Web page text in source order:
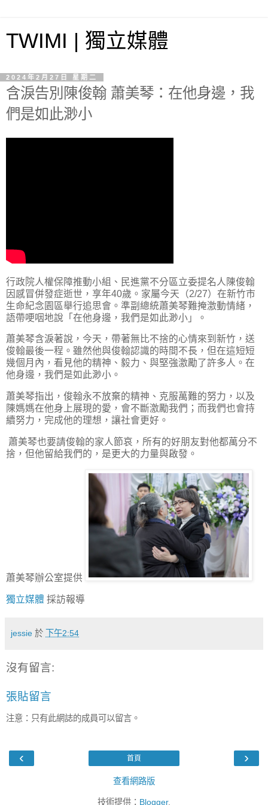
TWIMI | 獨立媒體
2024年2月27日 星期二
含淚告別陳俊翰 蕭美琴：在他身邊，我
們是如此渺小
行政院人權保障推動小組、民進黨不分區立委提名人陳俊翰
因感冒併發症逝世，享年40歲。家屬今天（2/27）在新竹市
生命紀念園區舉行追思會。準副總統蕭美琴難掩激動情緒，
語帶哽咽地說「在他身邊，我們是如此渺小」。
蕭美琴含淚著說，今天，帶著無比不捨的心情來到新竹，送
俊翰最後一程。雖然他與俊翰認識的時間不長，但在這短短
幾個月內，看見他的精神、毅力、與堅強激勵了許多人。在
他身邊，我們是如此渺小。
蕭美琴指出，俊翰永不放棄的精神、克服萬難的努力，以及
陳媽媽在他身上展現的愛，會不斷激勵我們；而我們也會持
續努力，完成他的理想，讓社會更好。
蕭美琴也要請俊翰的家人節哀，所有的好朋友對他都萬分不
捨，但他留給我們的，是更大的力量與啟發。
蕭美琴辦公室提供
獨立媒體 採訪報導
jessie 於 下午2:54
沒有留言:
張貼留言
注意：只有此網誌的成員可以留言。
‹ ›
首頁
查看網路版
技術提供： Blogger.